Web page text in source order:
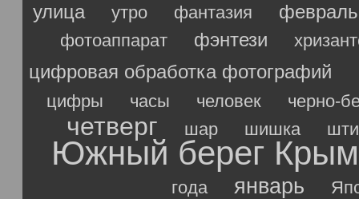
улица утро фантазия февраль
фотоаппарат фэнтези
цифровая обработка фотографий
цифры часы человек черно-
четверг шар шишка
Южный берег
года январь